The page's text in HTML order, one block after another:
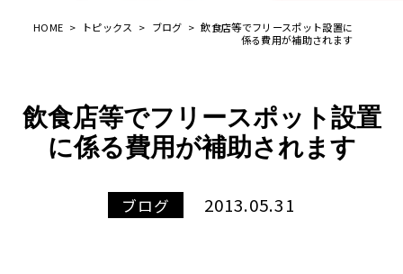
HOME > トピックス > ブログ >飲食店等でフリースポット設置に
係る費用が補助されます
飲食店等でフリースポット設置
に係る費用が補助されます
ブログ 2013.05.31